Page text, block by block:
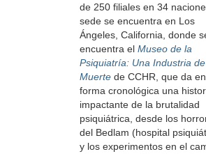
de 250 filiales en 34
sede se encuentra en Los
Ángeles, California, donde
encuentra el Museo de la
Psiquiatría: Una Industria
Muerte de CCHR, que da en
forma cronológica una
impactante de la brutalidad
psiquiátrica, desde los
del Bedlam (hospital
y los experimentos en el